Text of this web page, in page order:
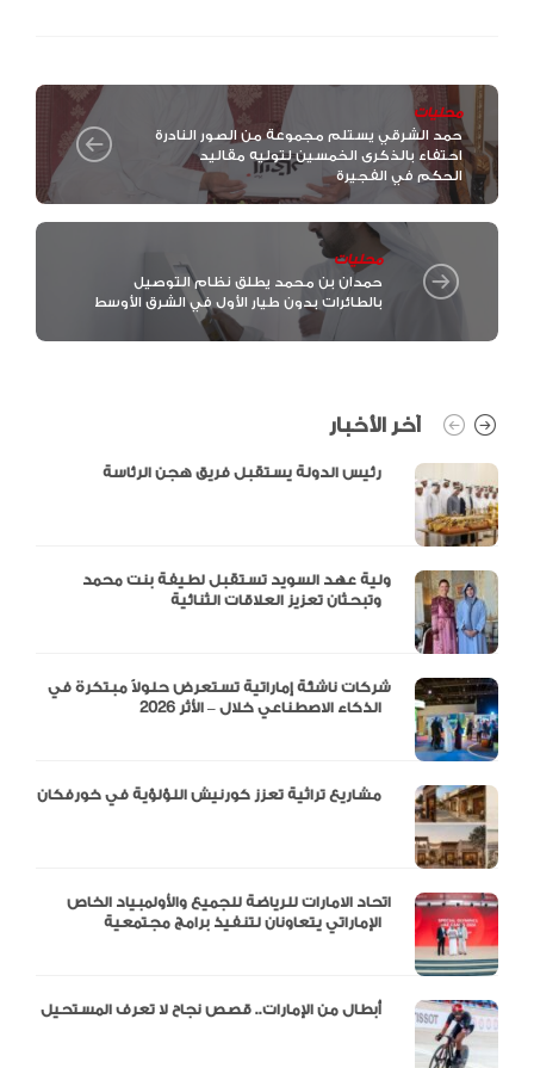
محليات
حمد الشرقي يستلم مجموعة من الصور النادرة
احتفاء بالذكرى الخمسين لتوليه مقاليد
الحكم في الفجيرة
محليات
حمدان بن محمد يطلق نظام التوصيل
بالطائرات بدون طيار الأول في الشرق الأوسط
آخر الأخبار
ولية عهد السويد تستقبل لطيفة بنت محمد
شركات ناشئة إماراتية تستعرض حلولاً مبتكرة في
اتحاد الامارات للرياضة للجميع والأولمبياد الخاص